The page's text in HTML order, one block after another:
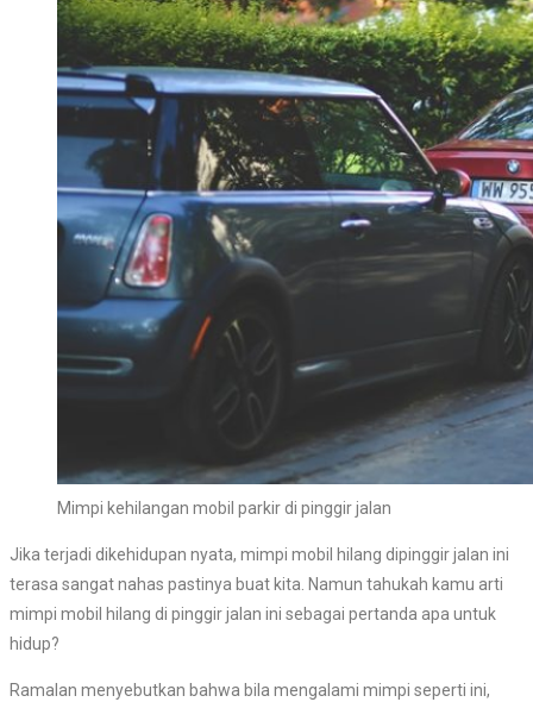
Mimpi kehilangan mobil parkir di pinggir jalan
Jika terjadi dikehidupan nyata, mimpi mobil hilang dipinggir jalan ini
terasa sangat nahas pastinya buat kita. Namun tahukah kamu arti
mimpi mobil hilang di pinggir jalan ini sebagai pertanda apa untuk
hidup?
Ramalan menyebutkan bahwa bila mengalami mimpi seperti ini,